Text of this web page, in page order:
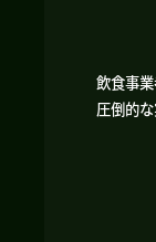
飲食事
圧倒的